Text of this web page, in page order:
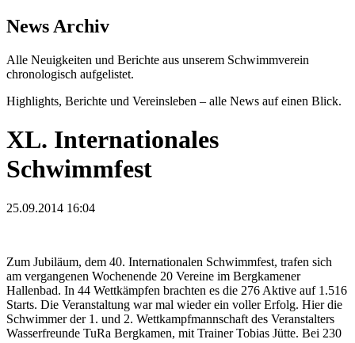
News Archiv
Alle Neuigkeiten und Berichte aus unserem Schwimmverein
chronologisch aufgelistet.
Highlights, Berichte und Vereinsleben – alle News auf einen Blick.
XL. Internationales
Schwimmfest
25.09.2014 16:04
Zum Jubiläum, dem 40. Internationalen Schwimmfest, trafen sich
am vergangenen Wochenende 20 Vereine im Bergkamener
Hallenbad. In 44 Wettkämpfen brachten es die 276 Aktive auf 1.516
Starts. Die Veranstaltung war mal wieder ein voller Erfolg. Hier die
Schwimmer der 1. und 2. Wettkampfmannschaft des Veranstalters
Wasserfreunde TuRa Bergkamen, mit Trainer Tobias Jütte. Bei 230